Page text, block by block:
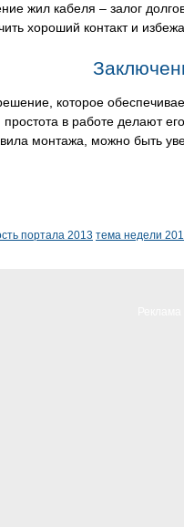
жил кабеля – залог
хороший контакт и
которое
простота в работе делают
монтажа, можно быть
портала 2013 тема недели